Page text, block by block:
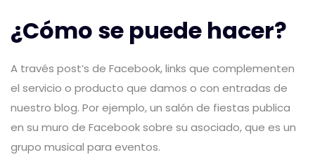
¿Cómo se puede hacer?
A través post’s de Facebook, links que complementen
el servicio o producto que damos o con entradas de
nuestro blog. Por ejemplo, un salón de fiestas publica
en su muro de Facebook sobre su asociado, que es un
grupo musical para eventos.